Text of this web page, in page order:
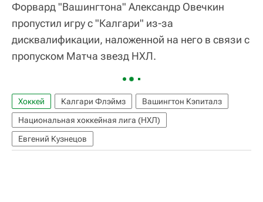
Форвард "Вашингтона" Александр Овечкин
пропустил игру с "Калгари" из-за
дисквалификации, наложенной на него в связи с
пропуском Матча звезд НХЛ.
Хоккей Калгари Флэймз
Вашингтон Кэпиталз
Национальная хоккейная лига (НХЛ)
Евгений Кузнецов